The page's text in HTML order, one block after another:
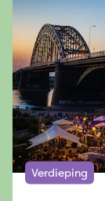
Verdieping